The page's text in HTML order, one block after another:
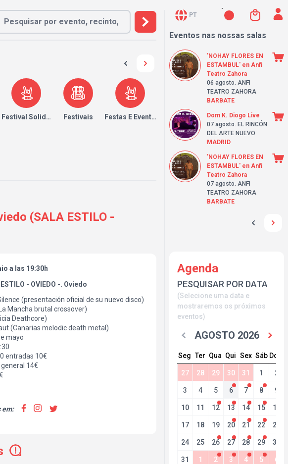
Festival Solidário Festivais Festas E Eventos
(SALA ESTILO -
a las 19:30h
- OVIEDO -. Oviedo
(presentación oficial de su nuevo disco)
Mancha brutal crossover)
Deathcore)
(Canarias melodic death metal)
mayo
entradas 10€
14€
em:
PT
Eventos nas nossas salas
'NOHAY FLORES EN
ESTAMBUL' en Anfi
Teatro Zahora
06 agosto. ANFI
TEATRO ZAHORA
BARBATE
Dom K. Diogo Live
07 agosto. EL RINCÓN
DEL ARTE NUEVO
MADRID
'NOHAY FLORES EN
ESTAMBUL' en Anfi
Teatro Zahora
07 agosto. ANFI
TEATRO ZAHORA
BARBATE
Agenda
PESQUISAR POR DATA
(Selecione uma data e
mostraremos os próximos
eventos)
AGOSTO 2026
Seg Ter Qua Qui Sex Sáb Dom
27 28 29 30 31 1 2
3 4 5 6 7 8 9
10 11 12 13 14 15 16
17 18 19 20 21 22 23
24 25 26 27 28 29 30
31 1 2 3 4 5 6